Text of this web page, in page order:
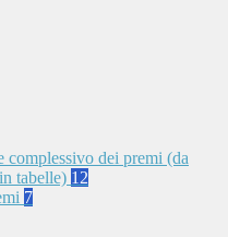
complessivo dei premi (da
tabelle) 12
7